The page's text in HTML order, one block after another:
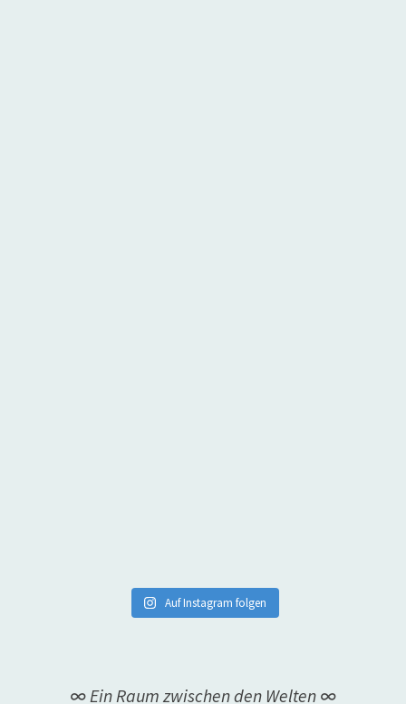
Auf Instagram folgen
∞ Ein Raum zwischen den Welten ∞